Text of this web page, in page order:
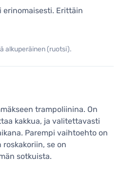
erinomaisesti. Erittäin
alkuperäinen (ruotsi).
trampoliinina. On
kakkua, ja valitettavasti
Parempi vaihtoehto on
se on
sotkuista.